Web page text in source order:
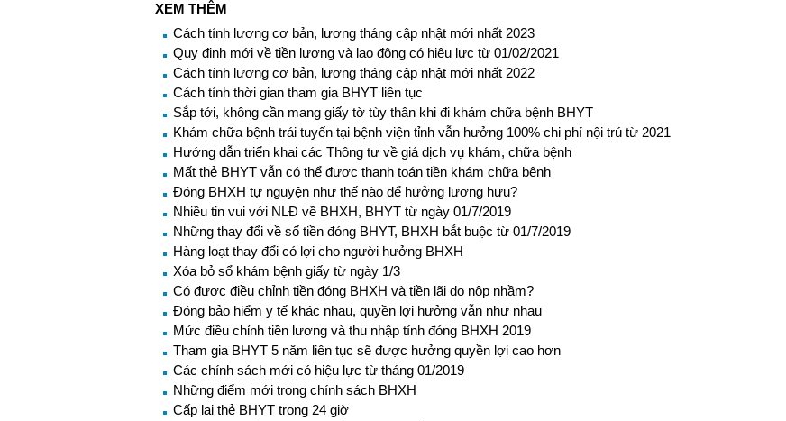
XEM THÊM
Cách tính lương cơ bản, lương tháng cập nhật mới nhất 2023
Quy định mới về tiền lương và lao động có hiệu lực từ 01/02/2021
Cách tính lương cơ bản, lương tháng cập nhật mới nhất 2022
Cách tính thời gian tham gia BHYT liên tục
Sắp tới, không cần mang giấy tờ tùy thân khi đi khám chữa bệnh BHYT
Khám chữa bệnh trái tuyến tại bệnh viện tỉnh vẫn hưởng 100% chi phí nội trú từ 2021
Hướng dẫn triển khai các Thông tư về giá dịch vụ khám, chữa bệnh
Mất thẻ BHYT vẫn có thể được thanh toán tiền khám chữa bệnh
Đóng BHXH tự nguyện như thế nào để hưởng lương hưu?
Nhiều tin vui với NLĐ về BHXH, BHYT từ ngày 01/7/2019
Những thay đổi về số tiền đóng BHYT, BHXH bắt buộc từ 01/7/2019
Hàng loạt thay đổi có lợi cho người hưởng BHXH
Xóa bỏ sổ khám bệnh giấy từ ngày 1/3
Có được điều chỉnh tiền đóng BHXH và tiền lãi do nộp nhầm?
Đóng bảo hiểm y tế khác nhau, quyền lợi hưởng vẫn như nhau
Mức điều chỉnh tiền lương và thu nhập tính đóng BHXH 2019
Tham gia BHYT 5 năm liên tục sẽ được hưởng quyền lợi cao hơn
Các chính sách mới có hiệu lực từ tháng 01/2019
Những điểm mới trong chính sách BHXH
Cấp lại thẻ BHYT trong 24 giờ